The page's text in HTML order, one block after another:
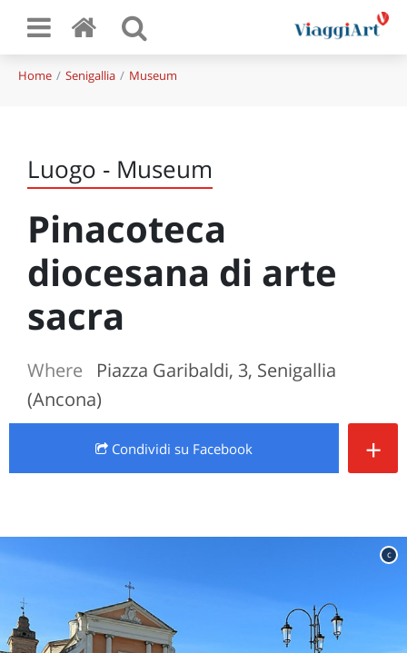
Home Senigallia Museum
Luogo - Museum
Pinacoteca
diocesana di arte
sacra
Where
Piazza Garibaldi, 3, Senigallia
(Ancona)
Condividi su Facebook +
c